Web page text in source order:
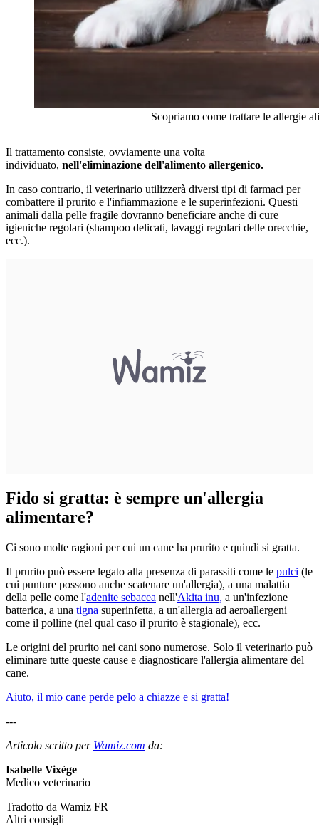
Scopriamo come trattare le allergie
Il trattamento consiste, ovviamente una volta
individuato, nell'eliminazione dell'alimento allergenico.
In caso contrario, il veterinario utilizzerà diversi tipi di farmaci per
combattere il prurito e l'infiammazione e le superinfezioni. Questi
animali dalla pelle fragile dovranno beneficiare anche di cure
igieniche regolari (shampoo delicati, lavaggi regolari delle orecchie,
ecc.).
Fido si gratta: è sempre un'allergia
alimentare?
Ci sono molte ragioni per cui un cane ha prurito e quindi si gratta.
Il prurito può essere legato alla presenza di parassiti come le pulci (le
cui punture possono anche scatenare un'allergia), a una malattia
della pelle come l'adenite sebacea nell'Akita inu, a un'infezione
batterica, a una tigna superinfetta, a un'allergia ad aeroallergeni
come il polline (nel qual caso il prurito è stagionale), ecc.
Le origini del prurito nei cani sono numerose. Solo il veterinario può
eliminare tutte queste cause e diagnosticare l'allergia alimentare del
cane.
Aiuto, il mio cane perde pelo a chiazze e si gratta!
---
Articolo scritto per Wamiz.com da:
Isabelle Vixège
Medico veterinario
Tradotto da Wamiz FR
Altri consigli